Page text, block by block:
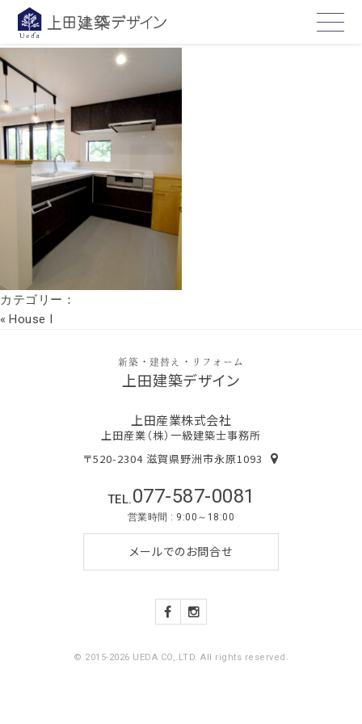
hp06
2023年3月10日
カテゴリー：
« House I
新築・建替え・リフォーム
上田建築デザイン
上田産業株式会社
上田産業（株）一級建築士事務所
〒520-2304 滋賀県野洲市永原1093
TEL.077-587-0081
営業時間 : 9:00～18:00
メールでのお問合せ
© 2015-2026 UEDA CO,.LTD. All rights reserved.